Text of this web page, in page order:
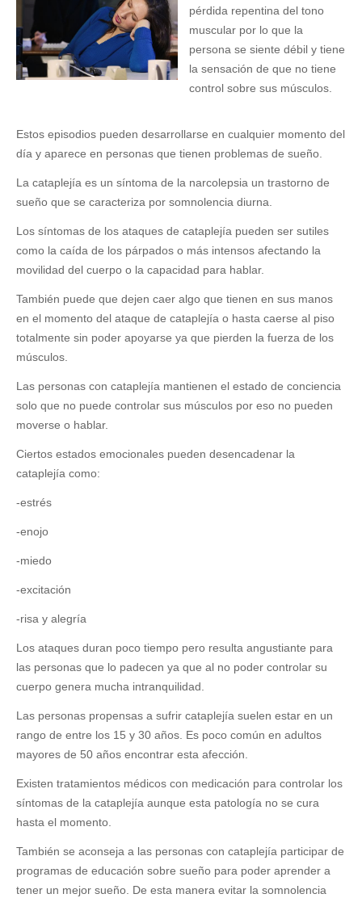
pérdida repentina del tono
muscular por lo que la
persona se siente débil y tiene
la sensación de que no tiene
control sobre sus músculos.
Estos episodios pueden desarrollarse en cualquier momento del
día y aparece en personas que tienen problemas de sueño.
La cataplejía es un síntoma de la narcolepsia un trastorno de
sueño que se caracteriza por somnolencia diurna.
Los síntomas de los ataques de cataplejía pueden ser sutiles
como la caída de los párpados o más intensos afectando la
movilidad del cuerpo o la capacidad para hablar.
También puede que dejen caer algo que tienen en sus manos
en el momento del ataque de cataplejía o hasta caerse al piso
totalmente sin poder apoyarse ya que pierden la fuerza de los
músculos.
Las personas con cataplejía mantienen el estado de conciencia
solo que no puede controlar sus músculos por eso no pueden
moverse o hablar.
Ciertos estados emocionales pueden desencadenar la
cataplejía como:
-estrés
-enojo
-miedo
-excitación
-risa y alegría
Los ataques duran poco tiempo pero resulta angustiante para
las personas que lo padecen ya que al no poder controlar su
cuerpo genera mucha intranquilidad.
Las personas propensas a sufrir cataplejía suelen estar en un
rango de entre los 15 y 30 años. Es poco común en adultos
mayores de 50 años encontrar esta afección.
Existen tratamientos médicos con medicación para controlar los
síntomas de la cataplejía aunque esta patología no se cura
hasta el momento.
También se aconseja a las personas con cataplejía participar de
programas de educación sobre sueño para poder aprender a
tener un mejor sueño. De esta manera evitar la somnolencia